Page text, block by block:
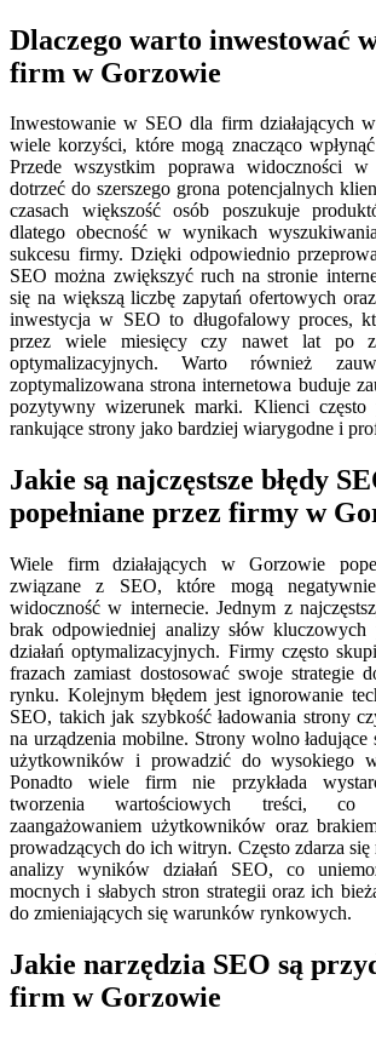
Dlaczego warto inwestować
firm w Gorzowie
Inwestowanie w SEO dla firm działających
wiele korzyści, które mogą znacząco
Przede wszystkim poprawa widoczności w
dotrzeć do szerszego grona potencjalnych
czasach większość osób poszukuje
dlatego obecność w wynikach
sukcesu firmy. Dzięki odpowiednio
SEO można zwiększyć ruch na stronie
się na większą liczbę zapytań ofertowych
inwestycja w SEO to długofalowy proces,
przez wiele miesięcy czy nawet lat po
optymalizacyjnych. Warto również
zoptymalizowana strona internetowa buduje
pozytywny wizerunek marki. Klienci często
rankujące strony jako bardziej wiarygodne i
Jakie są najczęstsze błędy
popełniane przez firmy w
Wiele firm działających w Gorzowie
związane z SEO, które mogą
widoczność w internecie. Jednym z
brak odpowiedniej analizy słów kluczowych
działań optymalizacyjnych. Firmy często
frazach zamiast dostosować swoje strategie
rynku. Kolejnym błędem jest ignorowanie
SEO, takich jak szybkość ładowania strony
na urządzenia mobilne. Strony wolno ładujące
użytkowników i prowadzić do wysokiego
Ponadto wiele firm nie przykłada
tworzenia wartościowych treści, co
zaangażowaniem użytkowników oraz
prowadzących do ich witryn. Często zdarza
analizy wyników działań SEO, co
mocnych i słabych stron strategii oraz ich
do zmieniających się warunków rynkowych.
Jakie narzędzia SEO są
firm w Gorzowie